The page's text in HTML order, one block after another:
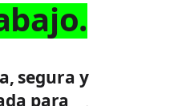
segura y
para